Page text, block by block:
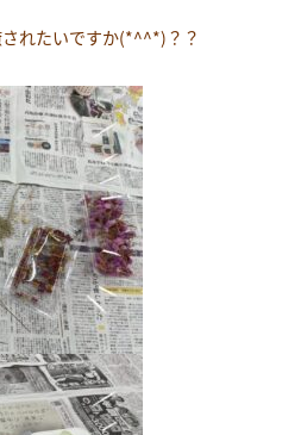
れたいですか(*^^*)？？